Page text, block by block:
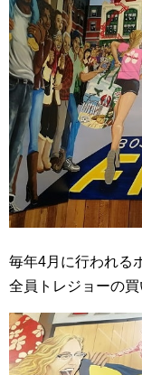
毎年4月に行われる
全員トレジョーの買